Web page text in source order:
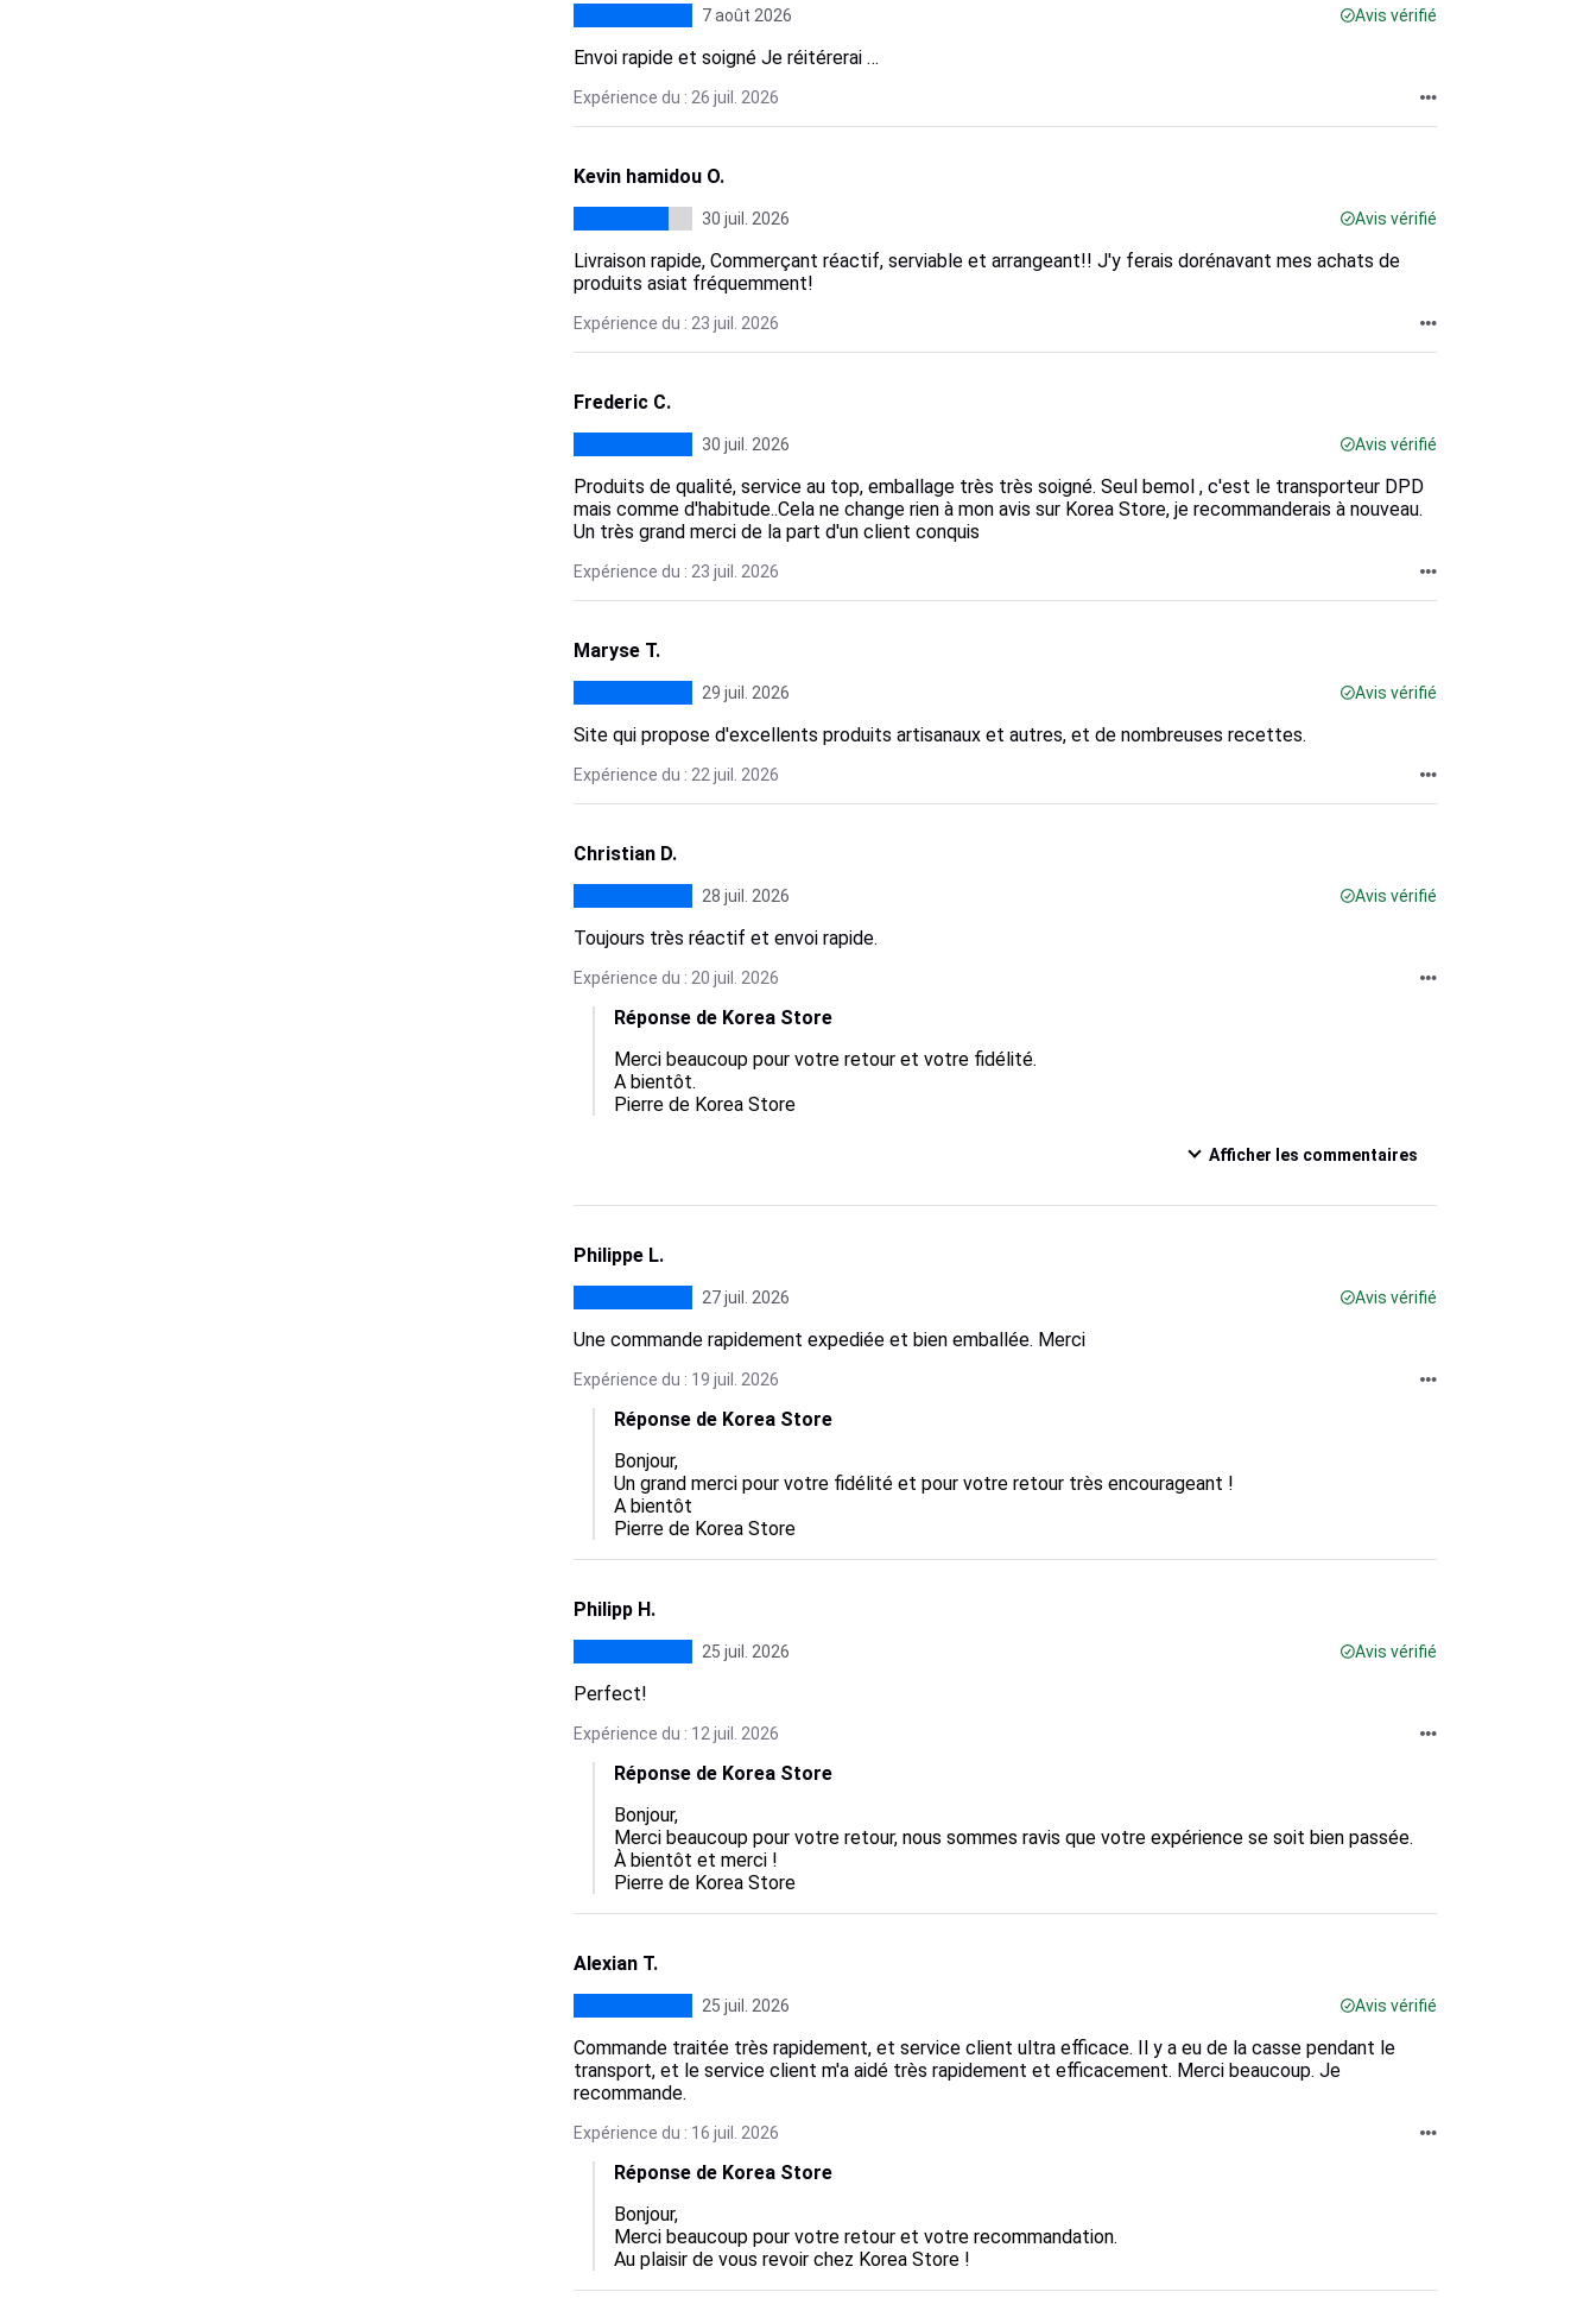
7 août 2026 Avis vérifié
Envoi rapide et soigné Je réitérerai …
Expérience du : 26 juil. 2026
Kevin hamidou O.
30 juil. 2026 Avis vérifié
Livraison rapide, Commerçant réactif, serviable et arrangeant!! J'y ferais dorénavant mes achats de
produits asiat fréquemment!
Expérience du : 23 juil. 2026
Frederic C.
30 juil. 2026 Avis vérifié
Produits de qualité, service au top, emballage très très soigné. Seul bemol , c'est le transporteur DPD
mais comme d'habitude..Cela ne change rien à mon avis sur Korea Store, je recommanderais à nouveau.
Un très grand merci de la part d'un client conquis
Expérience du : 23 juil. 2026
Maryse T.
29 juil. 2026 Avis vérifié
Site qui propose d'excellents produits artisanaux et autres, et de nombreuses recettes.
Expérience du : 22 juil. 2026
Christian D.
28 juil. 2026 Avis vérifié
Toujours très réactif et envoi rapide.
Expérience du : 20 juil. 2026
Réponse de Korea Store
Merci beaucoup pour votre retour et votre fidélité.
A bientôt.
Pierre de Korea Store
Afficher les commentaires
Philippe L.
27 juil. 2026 Avis vérifié
Une commande rapidement expediée et bien emballée. Merci
Expérience du : 19 juil. 2026
Réponse de Korea Store
Bonjour,
Un grand merci pour votre fidélité et pour votre retour très encourageant !
A bientôt
Pierre de Korea Store
Philipp H.
25 juil. 2026 Avis vérifié
Perfect!
Expérience du : 12 juil. 2026
Réponse de Korea Store
Bonjour,
Merci beaucoup pour votre retour, nous sommes ravis que votre expérience se soit bien passée.
À bientôt et merci !
Pierre de Korea Store
Alexian T.
25 juil. 2026 Avis vérifié
Commande traitée très rapidement, et service client ultra efficace. Il y a eu de la casse pendant le
transport, et le service client m'a aidé très rapidement et efficacement. Merci beaucoup. Je
recommande.
Expérience du : 16 juil. 2026
Réponse de Korea Store
Bonjour,
Merci beaucoup pour votre retour et votre recommandation.
Au plaisir de vous revoir chez Korea Store !